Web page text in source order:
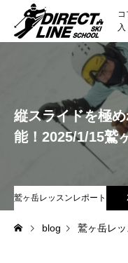
入
スクールについて知る
コンセプトと開催スキー
参加までの流れ
参加費のお支払い
各会場の集合場所
縦スライドを極
能！2025/1/15鷲
鷲ヶ岳レッスンレポート
blog 鷲ヶ岳レ